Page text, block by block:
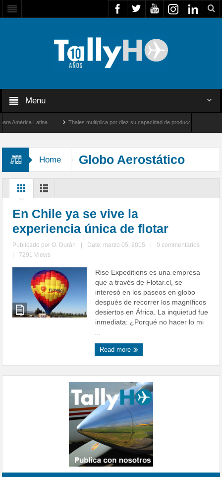
Menu
Latina Thales multiplica por diez su capacidad de producción de radares en
Home Globo Aerostático
En Chile ya se vive la
experiencia única de flotar
Publicado porO. Durán Date: marzo 05, 2015
0 commentarios
7291 Views
Rise Expeditions es una empresa
que a través de Flotar.cl, se
interesó en los paseos en globo
después de recorrer los magníficos
desiertos en África. La inquietud fue
inmediata: ¿Porqué no hacer lo mi
...
Read more